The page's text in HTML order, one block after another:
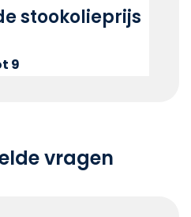
stookolieprijs
9
vragen